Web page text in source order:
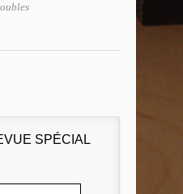
SPÉCIAL